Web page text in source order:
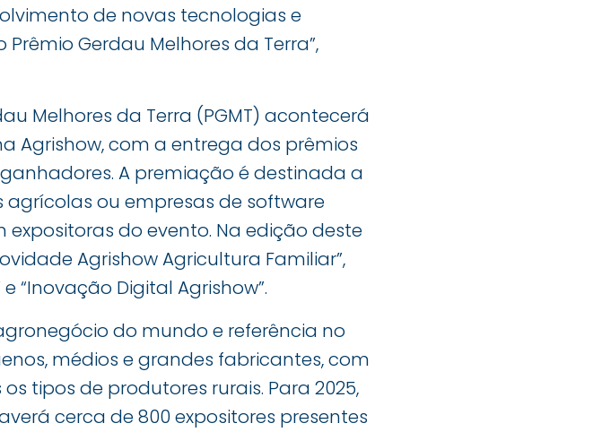
de novas tecnologias e
Gerdau Melhores da Terra”,
Melhores da Terra (PGMT) acontecerá
Agrishow, com a entrega dos prêmios
A premiação é destinada a
ou empresas de software
do evento. Na edição deste
Agrishow Agricultura Familiar”,
“Inovação Digital Agrishow”.
do mundo e referência no
médios e grandes fabricantes, com
tipos de produtores rurais. Para 2025,
cerca de 800 expositores presentes